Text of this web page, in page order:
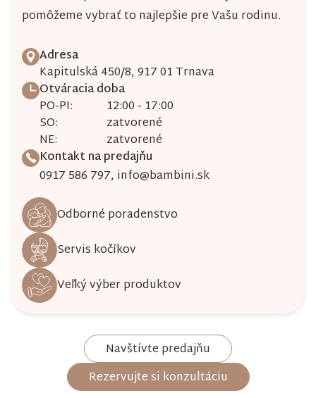
pomôžeme vybrať to najlepšie pre Vašu rodinu.
Adresa
Kapitulská 450/8, 917 01 Trnava
Otváracia doba
PO-PI:
12:00 - 17:00
SO:
zatvorené
NE:
zatvorené
Kontakt na predajňu
0917 586 797, info@bambini.sk
Odborné poradenstvo
Servis kočíkov
Veľký výber produktov
Navštívte predajňu
Rezervujte si konzultáciu